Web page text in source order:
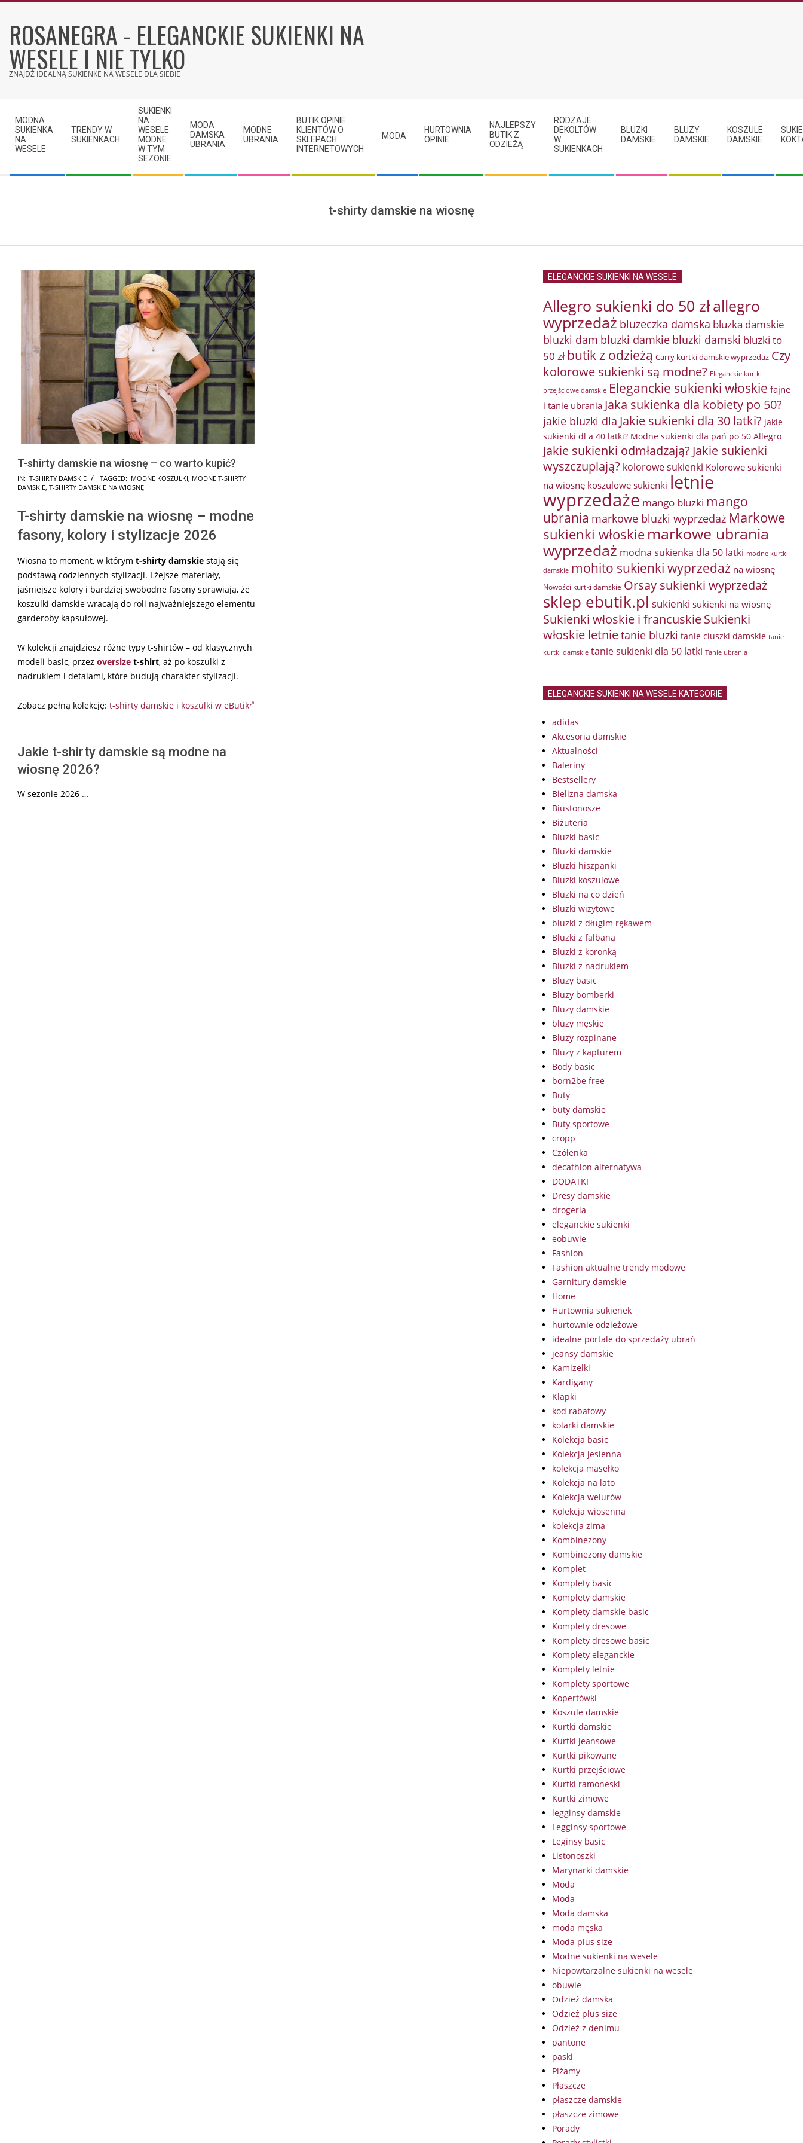
contentROSANEGRA - ELEGANCKIE SUKIENKI NA
WESELE I NIE TYLKO
ZNAJDŹ IDEALNĄ SUKIENKĘ NA WESELE DLA SIEBIE
Navigation
Menu
MODNA
SUKIENKA
NA
WESELE
TRENDY W
SUKIENKACH
SUKIENKI
NA
WESELE
MODNE
W TYM
SEZONIE
MODA
DAMSKA
UBRANIA
MODNE
UBRANIA
BUTIK OPINIE
KLIENTÓW O
SKLEPACH
INTERNETOWYCH
MODA
HURTOWNIA
OPINIE
NAJLEPSZY
BUTIK Z
ODZIEŻĄ
RODZAJE
DEKOLTÓW
W
SUKIENKACH
BLUZKI
DAMSKIE
BLUZY
DAMSKIE
KOSZULE
DAMSKIE
t-shirty damskie na wiosnę
T-shirty damskie na wiosnę – co warto kupić?
2026-
05-
IN: T-SHIRTY DAMSKIE TAGGED: MODNE KOSZULKI, MODNE T-SHIRTY
DAMSKIE, T-SHIRTY DAMSKIE NA WIOSNĘ
T-shirty damskie na wiosnę – modne
fasony, kolory i stylizacje 2026
Wiosna to moment, w którym t-shirty damskie stają się
podstawą codziennych stylizacji. Lżejsze materiały,
jaśniejsze kolory i bardziej swobodne fasony sprawiają, że
koszulki damskie wracają do roli najważniejszego elementu
garderoby kapsułowej.
W kolekcji znajdziesz różne typy t-shirtów – od klasycznych
modeli basic, przez oversize t-shirt, aż po koszulki z
nadrukiem i detalami, które budują charakter stylizacji.
Zobacz pełną kolekcję: t-shirty damskie i koszulki w eButik
Jakie t-shirty damskie są modne na
wiosnę 2026?
W sezonie 2026 …
ELEGANCKIE SUKIENKI NA WESELE
Allegro sukienki do 50 złallegro
wyprzedaż bluzeczka damska bluzka damskie
bluzki dam bluzki damkie bluzki damski bluzki to
50 zł butik z odzieżą Carry kurtki damskie wyprzedaż Czy
kolorowe sukienki są modne? Eleganckie kurtki
przejściowe damskie Eleganckie sukienki włoskie fajne
i tanie ubrania Jaka sukienka dla kobiety po 50?
jakie bluzki dla Jakie sukienki dla 30 latki? jakie
sukienki dl a 40 latki? Modne sukienki dla pań po 50 Allegro
Jakie sukienki odmładzają? Jakie sukienki
wyszczuplają? kolorowe sukienki Kolorowe sukienki
na wiosnę koszulowe sukienki letnie
wyprzedaże mango bluzki mango
ubrania markowe bluzki wyprzedaż Markowe
sukienki włoskie markowe ubrania
wyprzedaż modna sukienka dla 50 latki modne kurtki
damskie mohito sukienki wyprzedaż na wiosnę
Nowości kurtki damskie Orsay sukienki wyprzedaż
sklep ebutik.pl sukienki sukienki na wiosnę
Sukienki włoskie i francuskieSukienki
włoskie letnietanie bluzki tanie ciuszki damskie tanie
kurtki damskie tanie sukienki dla 50 latki Tanie ubrania
ELEGANCKIE SUKIENKI NA WESELE KATEGORIE
adidas
Akcesoria damskie
Aktualności
Baleriny
Bestsellery
Bielizna damska
Biustonosze
Biżuteria
Bluzki basic
Bluzki damskie
Bluzki hiszpanki
Bluzki koszulowe
Bluzki na co dzień
Bluzki wizytowe
bluzki z długim rękawem
Bluzki z falbaną
Bluzki z koronką
Bluzki z nadrukiem
Bluzy basic
Bluzy bomberki
Bluzy damskie
bluzy męskie
Bluzy rozpinane
Bluzy z kapturem
Body basic
born2be free
Buty
buty damskie
Buty sportowe
cropp
Czółenka
decathlon alternatywa
DODATKI
Dresy damskie
drogeria
eleganckie sukienki
eobuwie
Fashion
Fashion aktualne trendy modowe
Garnitury damskie
Home
Hurtownia sukienek
hurtownie odzieżowe
idealne portale do sprzedaży ubrań
jeansy damskie
Kamizelki
Kardigany
Klapki
kod rabatowy
kolarki damskie
Kolekcja basic
Kolekcja jesienna
kolekcja masełko
Kolekcja na lato
Kolekcja welurów
Kolekcja wiosenna
kolekcja zima
Kombinezony
Kombinezony damskie
Komplet
Komplety basic
Komplety damskie
Komplety damskie basic
Komplety dresowe
Komplety dresowe basic
Komplety eleganckie
Komplety letnie
Komplety sportowe
Kopertówki
Koszule damskie
Kurtki damskie
Kurtki jeansowe
Kurtki pikowane
Kurtki przejściowe
Kurtki ramoneski
Kurtki zimowe
legginsy damskie
Legginsy sportowe
Leginsy basic
Listonoszki
Marynarki damskie
Moda
Moda
Moda damska
moda męska
Moda plus size
Modne sukienki na wesele
Niepowtarzalne sukienki na wesele
obuwie
Odzież damska
Odzież plus size
Odzież z denimu
pantone
paski
Piżamy
Płaszcze
płaszcze damskie
płaszcze zimowe
Porady